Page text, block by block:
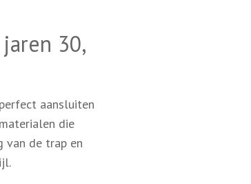
30,
aansluiten
die
van de trap en